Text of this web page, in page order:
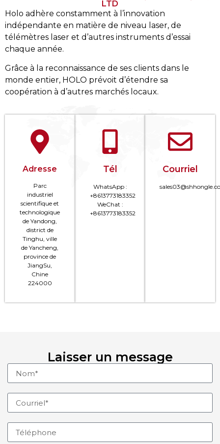
LTD
Holo adhère constamment à l’innovation
indépendante en matière de niveau laser, de
télémètres laser et d’autres instruments d’essai
chaque année.
Grâce à la reconnaissance de ses clients dans le
monde entier, HOLO prévoit d’étendre sa
coopération à d’autres marchés locaux.
Adresse
Parc
industriel
scientifique et
technologique
de Yandong,
district de
Tinghu, ville
de Yancheng,
province de
JiangSu,
Chine
224000
Tél
WhatsApp :
+8613773183352
WeChat :
+8613773183352
Courriel
Laisser un message